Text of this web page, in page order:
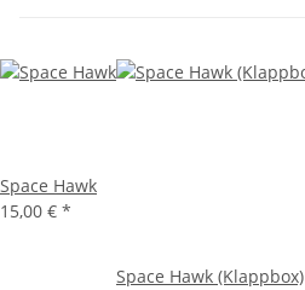
Space Hawk
15,00 € *
Space Hawk (Klappbox)